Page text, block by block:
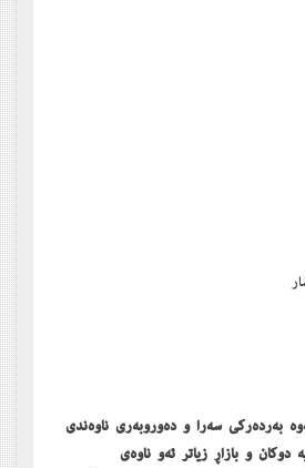
بەردەرکی سەرا و دەوروبەری ناوەندی
دوکان و بازاڕ زیاتر ئەو ناوەی